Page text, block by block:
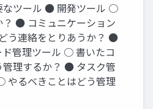
なツール ● 開発ツール ○
？ ● コミュニケーション
う連絡をとりあうか？ ●
ド管理ツール ○ 書いたコ
管理するか？ ● タスク管
やるべきことはどう管理